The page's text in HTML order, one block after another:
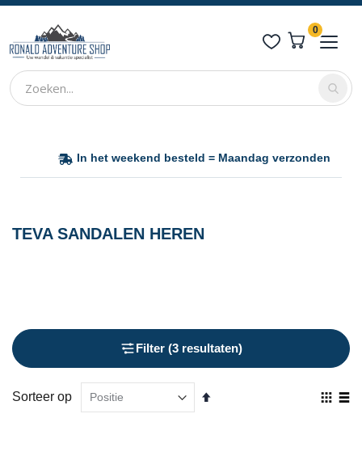
Verlanglijst
Cart
0
producten
In het weekend besteld = Maandag verzonden
TEVA SANDALEN HEREN
Filter (3 resultaten)
Sorteer op
Van